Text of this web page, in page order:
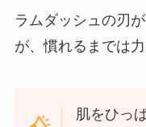
ラムダッシュの刃
が、慣れるまでは
肌をひっ